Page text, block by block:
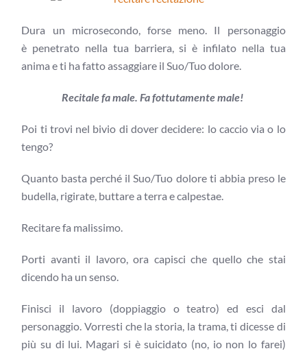
Dura un microsecondo, forse meno. Il personaggio
è penetrato nella tua barriera, si è infilato nella tua
anima e ti ha fatto assaggiare il Suo/Tuo dolore.
Recitale fa male. Fa fottutamente male!
Poi ti trovi nel bivio di dover decidere: lo caccio via o lo
tengo?
Quanto basta perché il Suo/Tuo dolore ti abbia preso le
budella, rigirate, buttare a terra e calpestae.
Recitare fa malissimo.
Porti avanti il lavoro, ora capisci che quello che stai
dicendo ha un senso.
Finisci il lavoro (doppiaggio o teatro) ed esci dal
personaggio. Vorresti che la storia, la trama, ti dicesse di
più su di lui. Magari si è suicidato (no, io non lo farei)